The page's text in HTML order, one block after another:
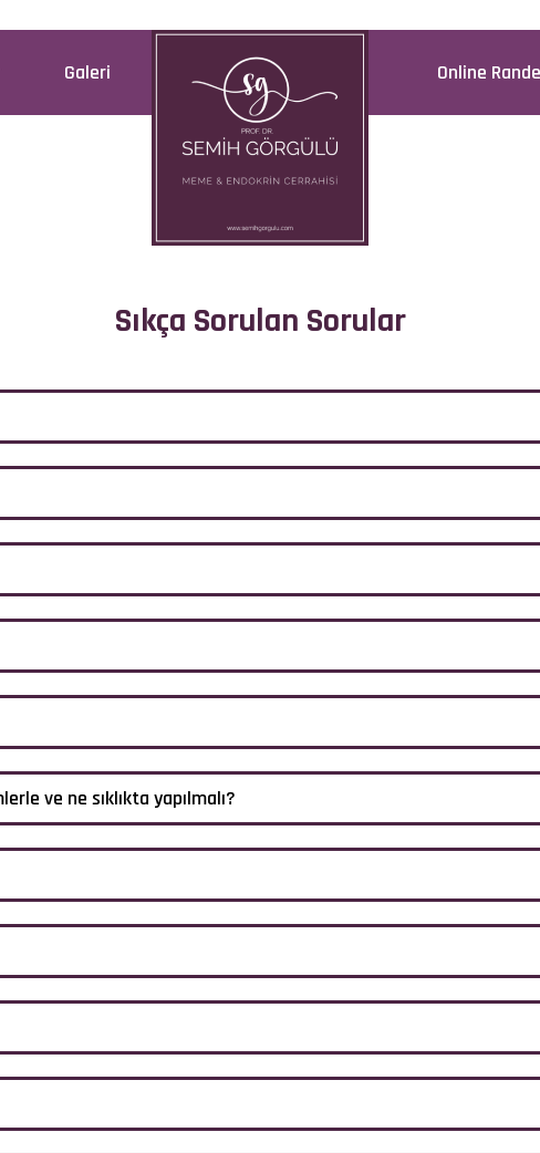
Galeri Online
Sıkça Sorulan Sorular
ve ne sıklıkta yapılmalı?